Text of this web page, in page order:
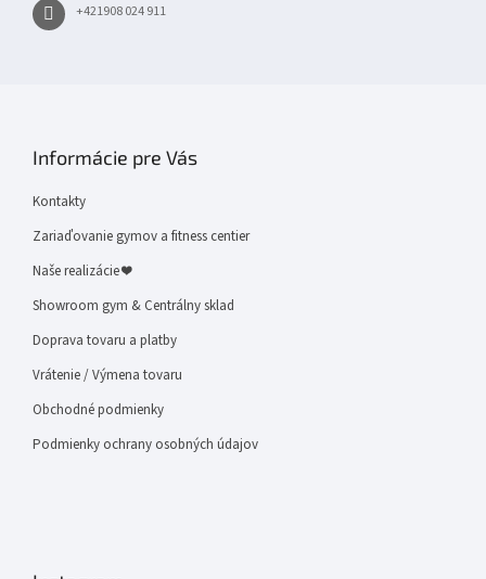
+421908 024 911
Informácie pre Vás
Kontakty
Zariaďovanie gymov a fitness centier
Naše realizácie ❤
Showroom gym & Centrálny sklad
Doprava tovaru a platby
Vrátenie / Výmena tovaru
Obchodné podmienky
Podmienky ochrany osobných údajov